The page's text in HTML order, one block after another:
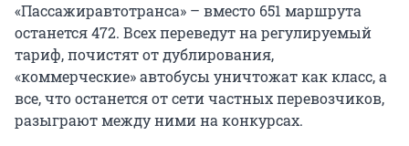
«Пассажиравтотранса» – вместо 651 маршрута
останется 472. Всех переведут на регулируемый
тариф, почистят от дублирования,
«коммерческие» автобусы уничтожат как класс, а
все, что останется от сети частных перевозчиков,
разыграют между ними на конкурсах.